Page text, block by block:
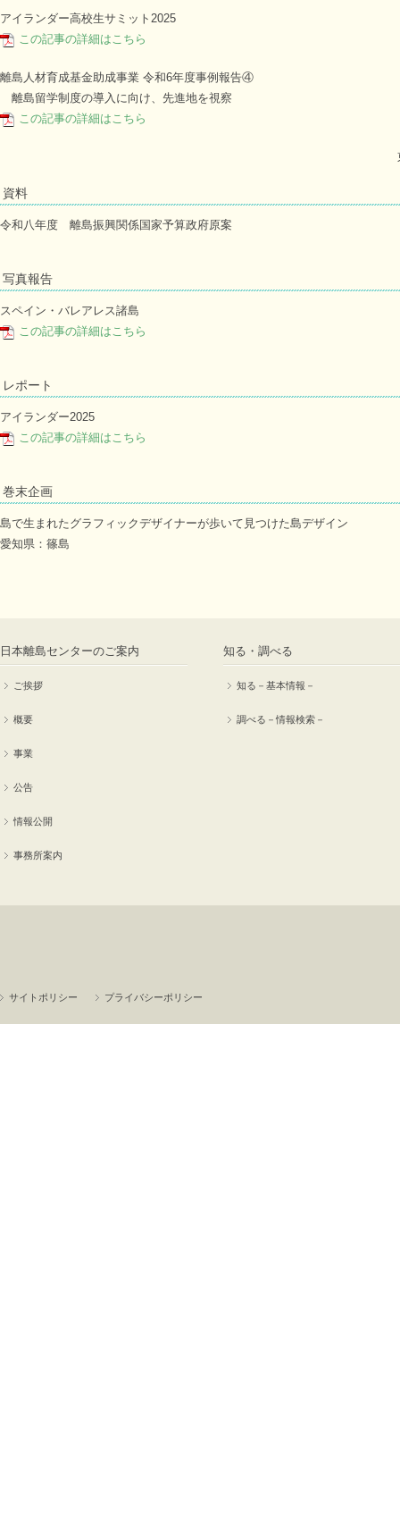
アイランダー高校生サミット2025
この記事の詳細はこちら
離島人材育成基金助成事業 令和6年度事例報告④
離島留学制度の導入に向け、先進地を視察
この記事の詳細はこちら
資料
令和八年度 離島振興関係国家予算政府原案
写真報告
スペイン・バレアレス諸島
この記事の詳細はこちら
レポート
アイランダー2025
この記事の詳細はこちら
巻末企画
島で生まれたグラフィックデザイナーが歩いて見つけた島デザイン
愛知県：篠島
日本離島センターのご案内
ご挨拶
概要
事業
公告
情報公開
事務所案内
知る・調べる
知る－基本情報－
調べる－情報検索－
サイトポリシー プライバシーポリシー